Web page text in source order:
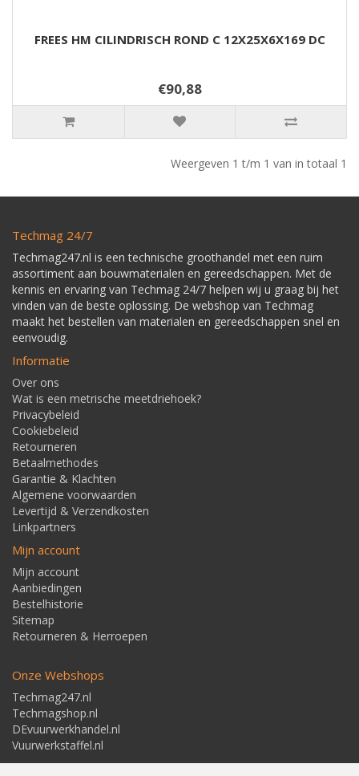
FREES HM CILINDRISCH ROND C 12X25X6X169 DC
€90,88
Weergeven 1 t/m 1 van in totaal 1
Techmag 24/7
Techmag247.nl is een technische groothandel met een ruim
assortiment aan bouwmaterialen en gereedschappen. Met de
kennis en ervaring van Techmag 24/7 helpen wij u graag bij het
vinden van de beste oplossing. De webshop van Techmag
maakt het bestellen van materialen en gereedschappen snel en
eenvoudig.
Informatie
Over ons
Wat is een metrische meetdriehoek?
Privacybeleid
Cookiebeleid
Retourneren
Betaalmethodes
Garantie & Klachten
Algemene voorwaarden
Levertijd & Verzendkosten
Linkpartners
Mijn account
Mijn account
Aanbiedingen
Bestelhistorie
Sitemap
Retourneren & Herroepen
Onze Webshops
Techmag247.nl
Techmagshop.nl
DEvuurwerkhandel.nl
Vuurwerkstaffel.nl
Adresgegevens